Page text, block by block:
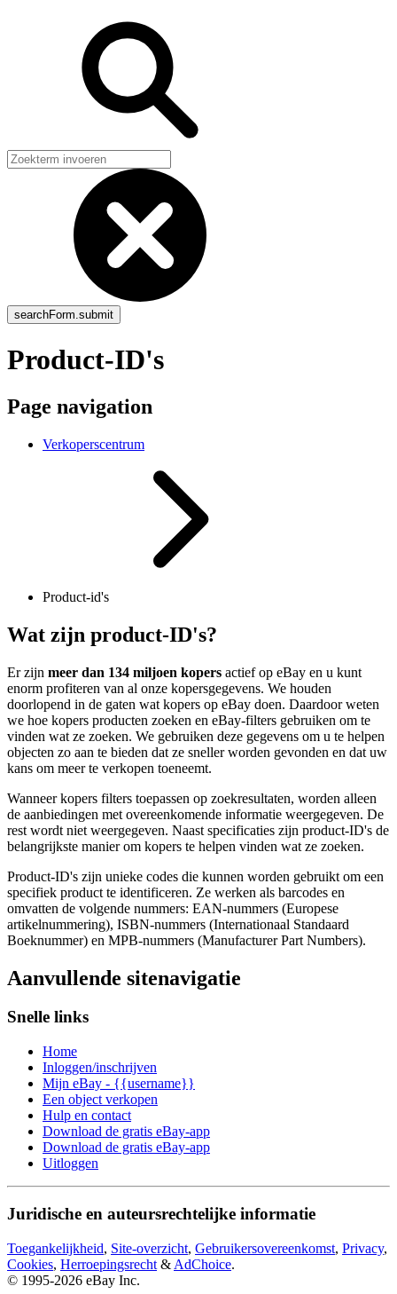
Product-ID's
Page navigation
Verkoperscentrum
Product-id's
Wat zijn product-ID's?
Er zijn meer dan 134 miljoen kopers actief op eBay en u kunt
enorm profiteren van al onze kopersgegevens. We houden
doorlopend in de gaten wat kopers op eBay doen. Daardoor weten
we hoe kopers producten zoeken en eBay-filters gebruiken om te
vinden wat ze zoeken. We gebruiken deze gegevens om u te helpen
objecten zo aan te bieden dat ze sneller worden gevonden en dat uw
kans om meer te verkopen toeneemt.
Wanneer kopers filters toepassen op zoekresultaten, worden alleen
de aanbiedingen met overeenkomende informatie weergegeven. De
rest wordt niet weergegeven. Naast specificaties zijn product-ID's de
belangrijkste manier om kopers te helpen vinden wat ze zoeken.
Product-ID's zijn unieke codes die kunnen worden gebruikt om een
specifiek product te identificeren. Ze werken als barcodes en
omvatten de volgende nummers: EAN-nummers (Europese
artikelnummering), ISBN-nummers (Internationaal Standaard
Boeknummer) en MPB-nummers (Manufacturer Part Numbers).
Aanvullende sitenavigatie
Snelle links
Home
Inloggen/inschrijven
Mijn eBay - {{username}}
Een object verkopen
Hulp en contact
Download de gratis eBay-app
Download de gratis eBay-app
Uitloggen
Juridische en auteursrechtelijke informatie
Toegankelijkheid, Site-overzicht, Gebruikersovereenkomst, Privacy,
Cookies, Herroepingsrecht & AdChoice.
© 1995-2026 eBay Inc.